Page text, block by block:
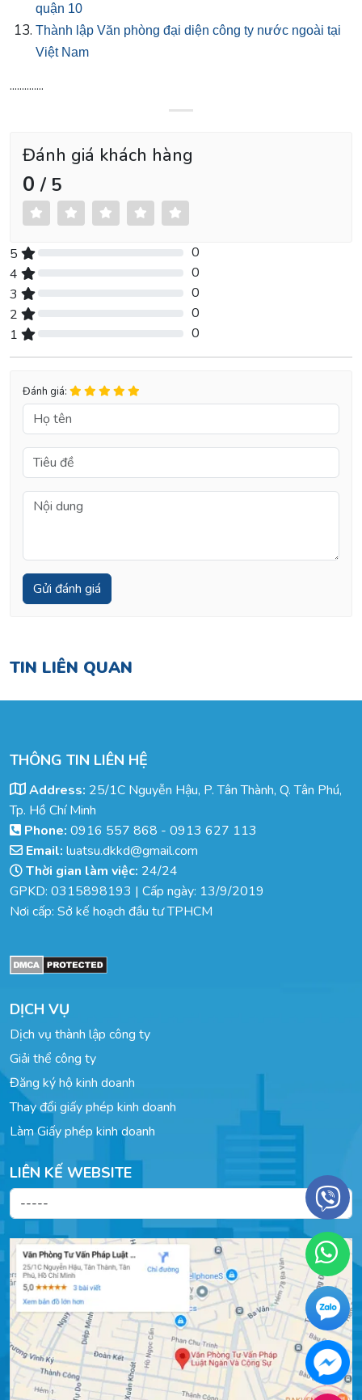
quận 10
Thành lập Văn phòng đại diện công ty nước ngoài tại
Việt Nam
..............
Đánh giá khách hàng
0 / 5
5
0
4
0
3
0
2
0
1
0
Đánh giá:
TIN LIÊN QUAN
THÔNG TIN LIÊN HỆ
Address: 25/1C Nguyễn Hậu, P. Tân Thành, Q. Tân Phú,
Tp. Hồ Chí Minh
Phone: 0916 557 868 - 0913 627 113
Email: luatsu.dkkd@gmail.com
Thời gian làm việc: 24/24
GPKD: 0315898193 | Cấp ngày: 13/9/2019
Nơi cấp: Sở kế hoạch đầu tư TPHCM
DỊCH VỤ
Dịch vụ thành lập công ty
Giải thể công ty
Đăng ký hộ kinh doanh
Thay đổi giấy phép kinh doanh
Làm Giấy phép kinh doanh
LIÊN KẾ WEBSITE